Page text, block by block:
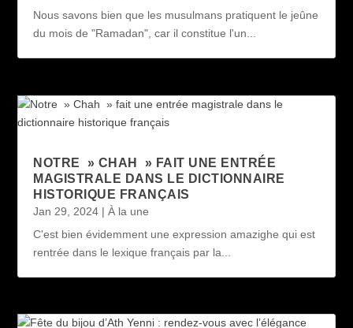
Nous savons bien que les musulmans pratiquent le jeûne
du mois de "Ramadan", car il constitue l'un...
NOTRE » CHAH » FAIT UNE ENTRÉE
MAGISTRALE DANS LE DICTIONNAIRE
HISTORIQUE FRANÇAIS
Jan 29, 2024 |À la une
C'est bien évidemment une expression amazighe qui est
rentrée dans le lexique français par la...